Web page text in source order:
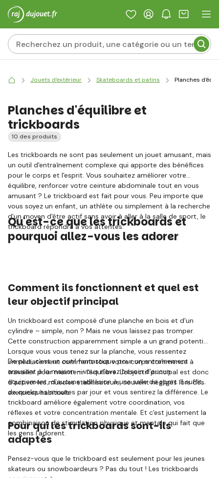
Jouets d'extérieur Skateboards et patins Planches
Planches d'équilibre et
trickboards
10 des produits
Les trickboards ne sont pas seulement un jouet amusant, mais
un outil d'entraînement complexe qui apporte des bénéfices
pour le corps et l'esprit. Vous souhaitez améliorer votre
équilibre, renforcer votre ceinture abdominale tout en vous
amusant ? Le trickboard est fait pour vous. Peu importe que
vous soyez un enfant, un athlète ou simplement à la recherche
d'un moyen d'être actif sans avoir à aller à la salle de sport, le
trickboard répondra à vos attentes.
Qu'est-ce que les trickboards et
pourquoi allez-vous les adorer
Comment ils fonctionnent et quel est
leur objectif principal
Un trickboard est composé d'une planche en bois et d'un
cylindre – simple, non ? Mais ne vous laissez pas tromper.
Cette construction apparemment simple a un grand potentiel.
Lorsque vous vous tenez sur la planche, vous ressentez
immédiatement comment tout votre corps commence à
travailler pour maintenir l'équilibre. L'objectif principal est donc
d'activer les muscles stabilisateurs, souvent négligés lors des
exercices habituels.
De plus, c'est un outil fantastique pour un entraînement
amusant à la maison – vous n'avez besoin d'aucun
équipement, d'aucune adhésion à une salle de sport. Il suffit
de quelques minutes par jour et vous sentirez la différence. Le
trickboard améliore également votre coordination, vos
réflexes et votre concentration mentale. Et c'est justement la
combinaison de stimulation physique et mentale qui fait que
les gens l'adorent.
Pour qui les trickboards sont-ils
adaptés
Pensez-vous que le trickboard est seulement pour les jeunes
skateurs ou snowboardeurs ? Pas du tout ! Les trickboards